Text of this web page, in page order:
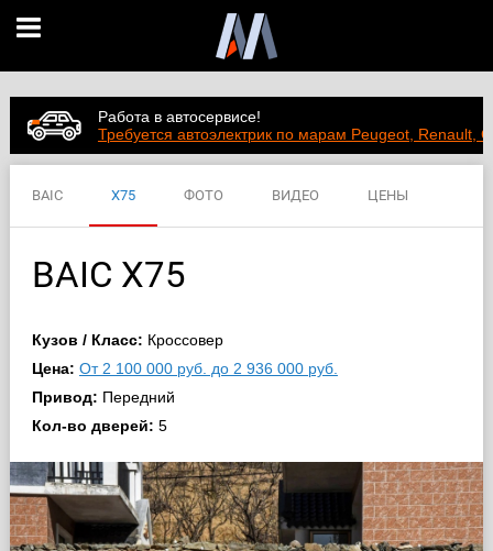
Работа в автосервисе!
Требуется автоэлектрик по марам Peugeot, Renault,
BAIC X75 ФОТО ВИДЕО ЦЕНЫ
BAIC X75
Кузов / Класс: Кроссовер
Цена: От 2 100 000 руб. до 2 936 000 руб.
Привод: Передний
Кол-во дверей: 5